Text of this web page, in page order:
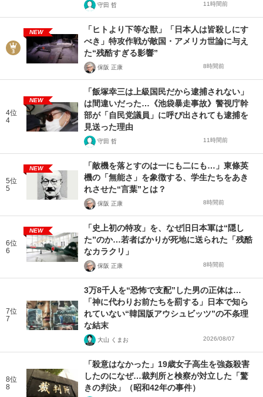
守田 哲 11時間前
NEW
「ヒトより下等な獣」「日本人は皆殺しにす
べき」特攻作戦が敵国・アメリカ世論に与え
た“残酷すぎる影響”
保阪 正康 8時間前
4位
4
NEW
「飯塚幸三は上級国民だから逮捕されない」
は間違いだった…《池袋暴走事故》警視庁幹
部が「自民党議員」に呼び出されても逮捕を
見送った理由
守田 哲 11時間前
5位
5
NEW
「敵機を落とすのは一にも二にも…」東條英
機の「無能さ」を象徴する、学生たちをあき
れさせた“言葉”とは？
保阪 正康 8時間前
6位
6
NEW
「史上初の特攻」を、なぜ旧日本軍は“隠し
た”のか…若者ばかりが死地に送られた「残酷
なカラクリ」
保阪 正康 8時間前
7位
7
3万8千人を“恐怖で支配”した男の正体は…
「神に代わりお前たちを罰する」日本で知ら
れていない“韓国版アウシュビッツ”の不条理
な結末
大山 くまお 2026/08/07
8位
8
「殺意はなかった」19歳女子高生を強姦殺害
したのになぜ…裁判所と検察が対立した「驚
きの判決」（昭和42年の事件）